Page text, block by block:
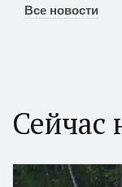
Все новости
Сейчас